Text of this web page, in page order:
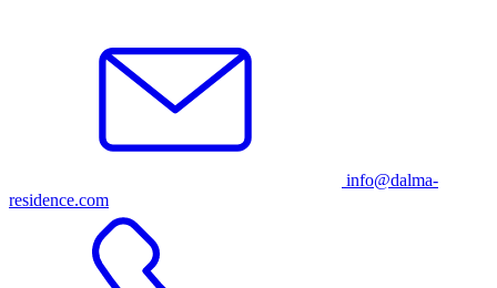
info@dalma-
residence.com